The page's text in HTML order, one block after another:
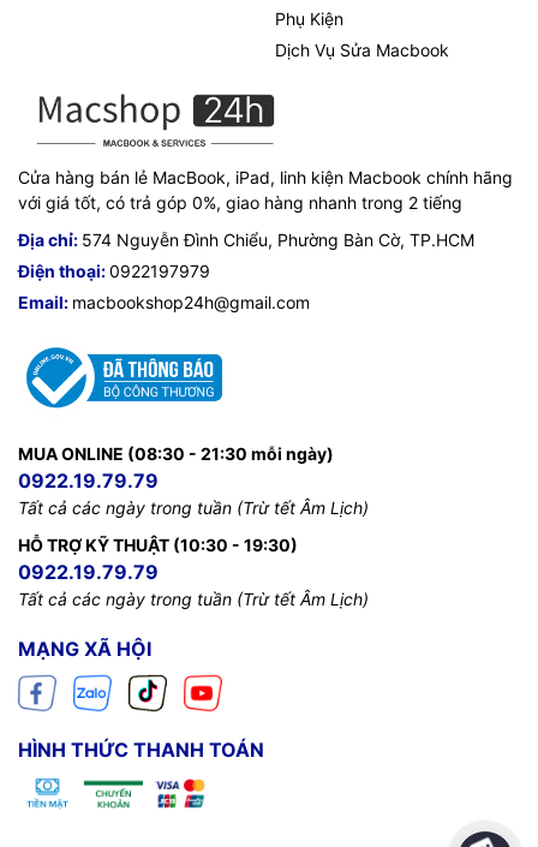
Phụ Kiện
Dịch Vụ Sửa Macbook
Cửa hàng bán lẻ MacBook, iPad, linh kiện Macbook chính hãng
với giá tốt, có trả góp 0%, giao hàng nhanh trong 2 tiếng
Địa chỉ: 574 Nguyễn Đình Chiểu, Phường Bàn Cờ, TP.HCM
Điện thoại:0922197979
Email: macbookshop24h@gmail.com
MUA ONLINE (08:30 - 21:30 mỗi ngày)
0922.19.79.79
Tất cả các ngày trong tuần (Trừ tết Âm Lịch)
HỖ TRỢ KỸ THUẬT (10:30 - 19:30)
0922.19.79.79
Tất cả các ngày trong tuần (Trừ tết Âm Lịch)
MẠNG XÃ HỘI
HÌNH THỨC THANH TOÁN